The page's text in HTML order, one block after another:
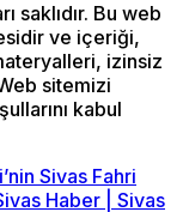
saklıdır. Bu web
ve içeriği,
izinsiz
sitemizi
kabul